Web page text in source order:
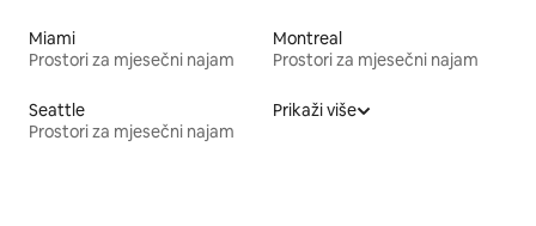
Miami
Prostori za mjesečni najam
Montreal
Prostori za mjesečni najam
Seattle
Prostori za mjesečni najam
Prikaži više